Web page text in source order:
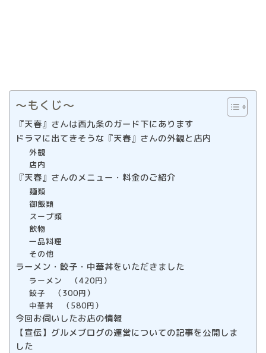
〜もくじ〜
『天春』さんは西九条のガード下にあります
ドラマに出てきそうな『天春』さんの外観と店内
外観
店内
『天春』さんのメニュー・料金のご紹介
麺類
御飯類
スープ類
飲物
一品料理
その他
ラーメン・餃子・中華丼をいただきました
ラーメン （420円）
餃子 （300円）
中華丼 （580円）
今回お伺いしたお店の情報
【宣伝】グルメブログの運営についての記事を公開しま
した